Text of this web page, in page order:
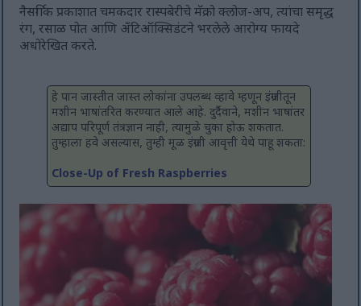
नैसर्गिक प्रकाशात चमकदार रास्पबेरीचे मॅक्रो क्लोज-अप, त्यांचा समृद्ध
रंग, रसाळ पोत आणि अँटिऑक्सिडंटने भरलेले आरोग्य फायदे
अधोरेखित करते.
हे पान जास्तीत जास्त लोकांना उपलब्ध व्हावे म्हणून इंग्रजीतून
मशीन भाषांतरित करण्यात आले आहे. दुर्दैवाने, मशीन भाषांतर
अद्याप परिपूर्ण तंत्रज्ञान नाही, त्यामुळे चुका होऊ शकतात.
तुम्हाला हवे असल्यास, तुम्ही मूळ इंग्रजी आवृत्ती येथे पाहू शकता:
Close-Up of Fresh Raspberries